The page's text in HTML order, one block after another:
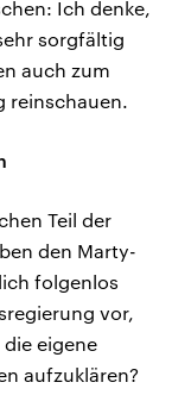
Ich denke,
sorgfältig
auch zum
reinschauen.
Teil der
den Marty-
folgenlos
vor,
eigene
aufzuklären?